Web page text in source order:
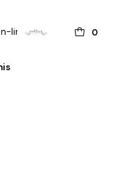
0
line !